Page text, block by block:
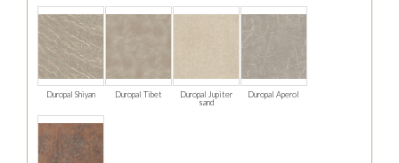
Duropal Shiyan Duropal Tibet
Duropal Jupiter
sand
Duropal Aperol